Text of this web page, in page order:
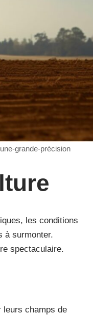
grande-précision
les conditions
à surmonter.
spectaculaire.
leurs champs de